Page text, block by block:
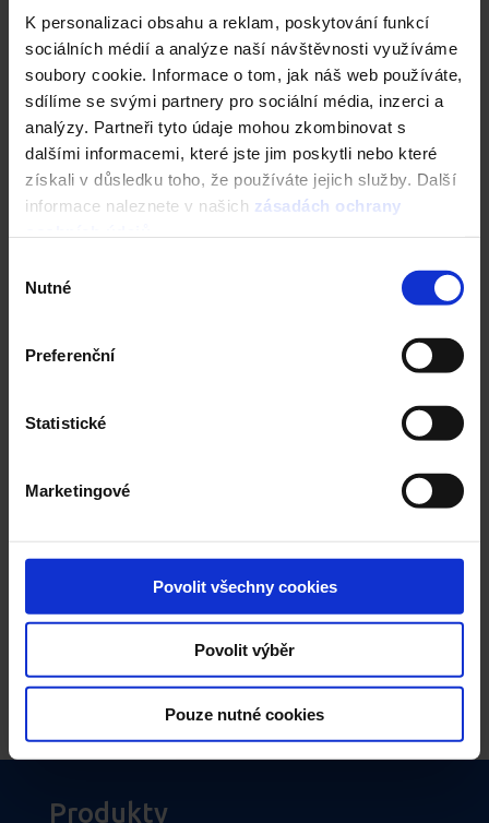
K personalizaci obsahu a reklam, poskytování funkcí
sociálních médií a analýze naší návštěvnosti využíváme
soubory cookie. Informace o tom, jak náš web používáte,
sdílíme se svými partnery pro sociální média, inzerci a
analýzy. Partneři tyto údaje mohou zkombinovat s
dalšími informacemi, které jste jim poskytli nebo které
získali v důsledku toho, že používáte jejich služby. Další
informace naleznete v našich zásadách ochrany
souhlasu
Nutné
Preferenční
Statistické
Marketingové
Povolit všechny cookies
Povolit výběr
Pouze nutné cookies
Chocolate-Hazelnut
Strawberry/Vanilla/Cherr
berry
Back to Robby
Produkty